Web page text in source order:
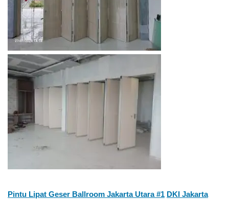
Pintu Lipat Geser Ballroom Jakarta Utara #1 DKI Jakarta